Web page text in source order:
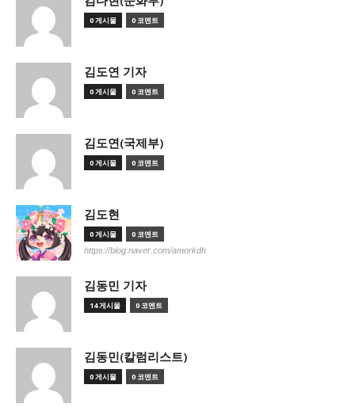
0 게시물 0 코멘트
김도연 기자
0 게시물 0 코멘트
김도연(국제부)
0 게시물 0 코멘트
김도현
0 게시물 0 코멘트
https://blog.naver.com/amorkdh
김동민 기자
14 게시물 0 코멘트
김동민(칼럼리스트)
0 게시물 0 코멘트